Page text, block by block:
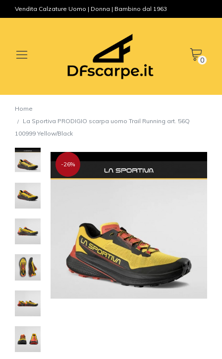
Vendita Calzature Uomo | Donna | Bambino dal 1963
0
Home
La Sportiva PRODIGIO scarpa uomo Trail Running art. 56Q
100999 Yellow/Black
-26%